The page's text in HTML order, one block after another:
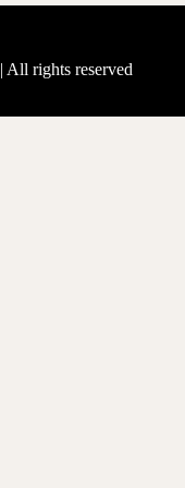
| All rights reserved